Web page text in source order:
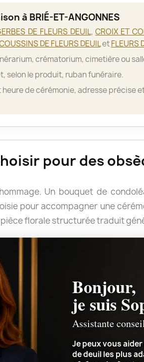
à BRIÉ-ET-ANGONNES
DE FLEURS DEUIL,CROIX ET
DE FLEURS DEUILetFLEURS
crématorium, cimetière ou
selon le produit, ruban funéraire.
de cérémonie, adresse précise
pour des
Un bouquet de
pour accompagner une
florale structurée traduit
Les fleurs blanches évoquent
et délicatesse, tandis que des
profond.
couleurs retenir, Sophie
et le message que vous
Bonjour,
je suis
Assistante
Je peux vous
de deuil les plus